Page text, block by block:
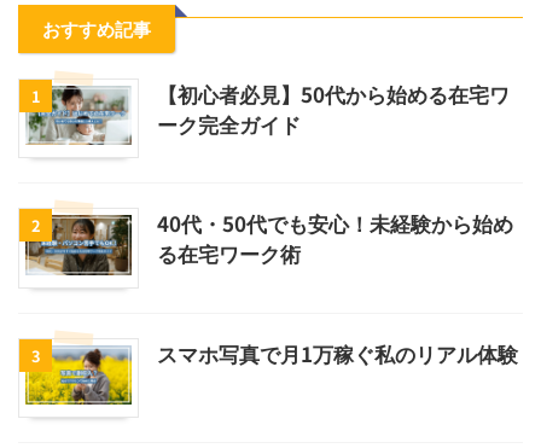
おすすめ記事
1
【初心者必見】50代から始める在宅ワ
ーク完全ガイド
2
40代・50代でも安心！未経験から始め
る在宅ワーク術
3 スマホ写真で月1万稼ぐ私のリアル体験